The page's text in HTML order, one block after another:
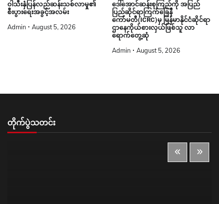
ဝါသီးနှံပြန်လည်ဆန်းသစ်လာမှု၏
စီးပွားရေးအခွင့်အလမ်း
Admin August 5, 2026
ဒေါ်အောင်ဆန်းစုကြည်ကို အပြည်
ပြည်ဆိုင်ရာကြက်ခြေနီ
ကော်မတီ(ICRC)မှ မြန်မာနိုင်ငံဆိုင်ရာ
ဌာနေကိုယ်စားလှယ်ဖြစ်သူ လာ
ရောက်တွေ့ဆုံ
Admin August 5, 2026
တိုက်ပွဲသတင်း